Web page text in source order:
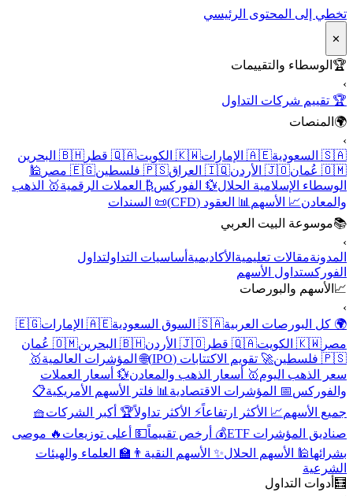
تخطي إلى المحتوى الرئيسي
✕
🏆الوسطاء والتقييمات
🏆 تقييم شركات التداول
🌍المنصات
🇸🇦 السعودية
🇦🇪 الإمارات 🇰🇼 الكويت 🇶🇦 قطر
🇧🇭 البحرين
🇴🇲 عُمان
🇯🇴 الأردن 🇮🇶 العراق 🇵🇸 فلسطين 🇪🇬 مصر
🕌
الوسطاء الإسلامية الحلال 💱 الفوركس ₿ العملات الرقمية🥇 الذهب
والمعادن📈 الأسهم📊 العقود (CFD)
📜 السندات
📚موسوعة البيت العربي
المدونةمقالات تعليميةالأكاديميةأساسيات التداولتداول
الفوركستداول الأسهم
📈الأسهم والبورصات
🌍 كل البورصات العربية🇸🇦 السوق السعودية 🇦🇪 الإمارات
🇪🇬
مصر 🇰🇼 الكويت 🇶🇦 قطر 🇯🇴 الأردن 🇧🇭 البحرين
🇴🇲 عُمان
🇵🇸 فلسطين
🚀 تقويم الاكتتابات (IPO) 🌐 المؤشرات العالمية🥇
سعر الذهب اليوم🥇 أسعار الذهب والمعادن💱 أسعار العملات
والفوركس 📅 المؤشرات الاقتصادية📊 فلتر الأسهم الأمريكية📋
جميع الأسهم📈 الأكثر ارتفاعاً⚡ الأكثر تداولاً🏆 أكبر الشركات🧺
صناديق المؤشرات ETF
💰 أرخص تقييماً💵 أعلى توزيعات🔥 موصى
بشرائها🕌 الأسهم الحلال ✨ الأسهم النقية👨‍🏫 العلماء والهيئات
الشرعية
🧮أدوات التداول